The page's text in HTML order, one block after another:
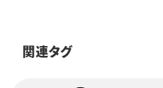
特集・企画
関連タグ